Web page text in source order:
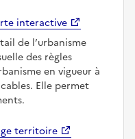
interactive
de l’urbanisme
des règles
en vigueur à
Elle permet
territoire